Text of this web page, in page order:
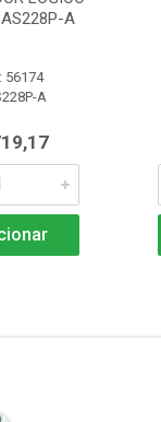
A
56174
A